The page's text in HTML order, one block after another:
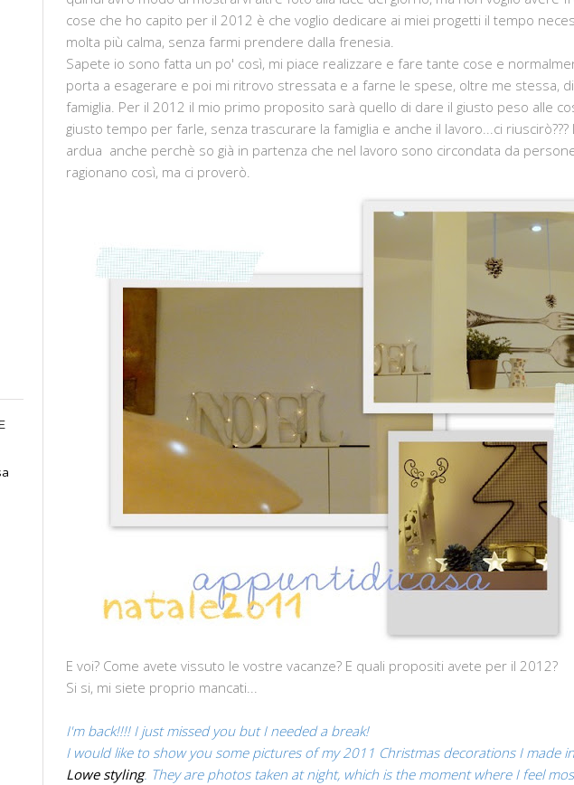
cose che ho capito per il 2012 è che voglio dedicare ai miei progetti il tempo
molta più calma, senza farmi prendere dalla frenesia.
Sapete io sono fatta un po' così, mi piace realizzare e fare tante cose e
porta a esagerare e poi mi ritrovo stressata e a farne le spese, oltre me stessa,
famiglia. Per il 2012 il mio primo proposito sarà quello di dare il giusto peso alle
giusto tempo per farle, senza trascurare la famiglia e anche il lavoro...ci riuscirò???
ardua anche perchè so già in partenza che nel lavoro sono circondata da
ragionano così, ma ci proverò.
E voi? Come avete vissuto le vostre vacanze? E quali propositi avete per il 2012?
Si si, mi siete proprio mancati...
I'm back!!!! I just missed you but I needed a break!
I would like to show you some pictures of my 2011 Christmas decorations I made
Lowestyling. They are photos taken at night, which is the moment where I feel